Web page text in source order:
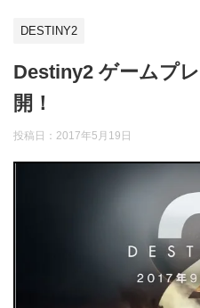
DESTINY2
Destiny2 ゲームプ
開！
投稿日： 2017年5月19日